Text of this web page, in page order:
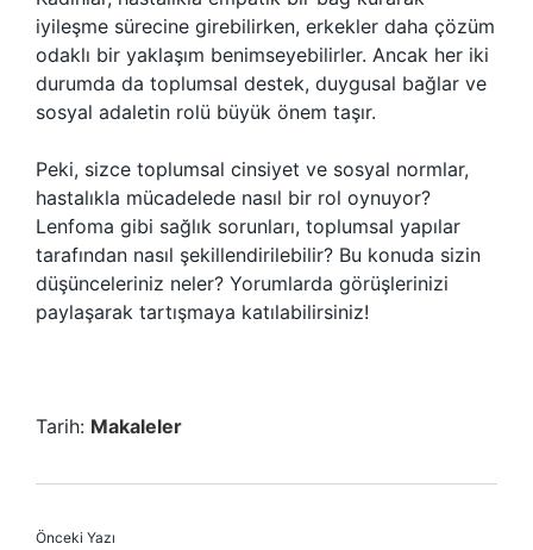
iyileşme sürecine girebilirken, erkekler daha çözüm
odaklı bir yaklaşım benimseyebilirler. Ancak her iki
durumda da toplumsal destek, duygusal bağlar ve
sosyal adaletin rolü büyük önem taşır.
Peki, sizce toplumsal cinsiyet ve sosyal normlar,
hastalıkla mücadelede nasıl bir rol oynuyor?
Lenfoma gibi sağlık sorunları, toplumsal yapılar
tarafından nasıl şekillendirilebilir? Bu konuda sizin
düşünceleriniz neler? Yorumlarda görüşlerinizi
paylaşarak tartışmaya katılabilirsiniz!
Tarih: Makaleler
Önceki Yazı